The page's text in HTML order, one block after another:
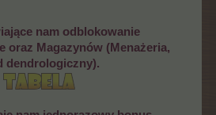
nam odblokowanie
oraz Magazynów (Menażeria,
dendrologiczny).